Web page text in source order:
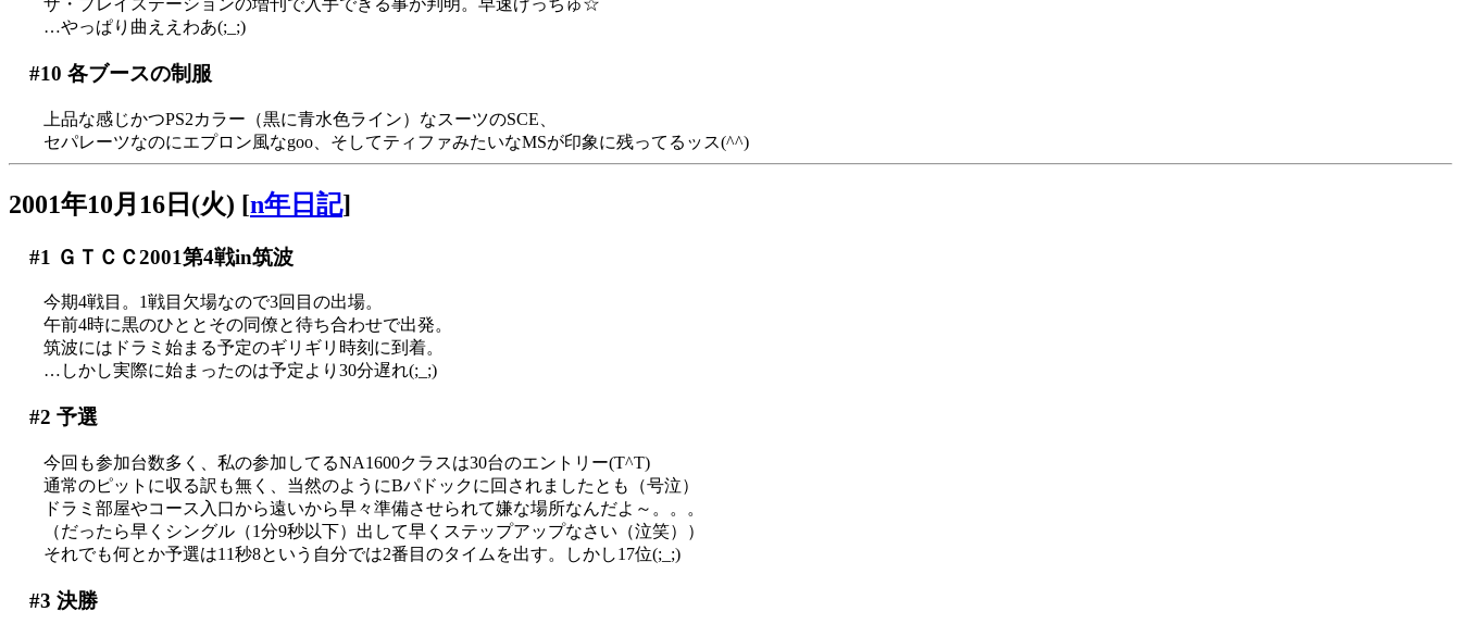
ザ・プレイステーションの増刊で入手できる事が判明。早速げっちゅ☆
…やっぱり曲ええわあ(;_;)
#10 各ブースの制服
上品な感じかつPS2カラー（黒に青水色ライン）なスーツのSCE、
セパレーツなのにエプロン風なgoo、そしてティファみたいなMSが印象に残ってるッス(^^)
2001年10月16日(火) [n年日記]
#1 ＧＴＣＣ2001第4戦in筑波
今期4戦目。1戦目欠場なので3回目の出場。
午前4時に黒のひととその同僚と待ち合わせで出発。
筑波にはドラミ始まる予定のギリギリ時刻に到着。
…しかし実際に始まったのは予定より30分遅れ(;_;)
#2 予選
今回も参加台数多く、私の参加してるNA1600クラスは30台のエントリー(T^T)
通常のピットに収る訳も無く、当然のようにBパドックに回されましたとも（号泣）
ドラミ部屋やコース入口から遠いから早々準備させられて嫌な場所なんだよ～。。。
（だったら早くシングル（1分9秒以下）出して早くステップアップなさい（泣笑））
それでも何とか予選は11秒8という自分では2番目のタイムを出す。しかし17位(;_;)
#3 決勝